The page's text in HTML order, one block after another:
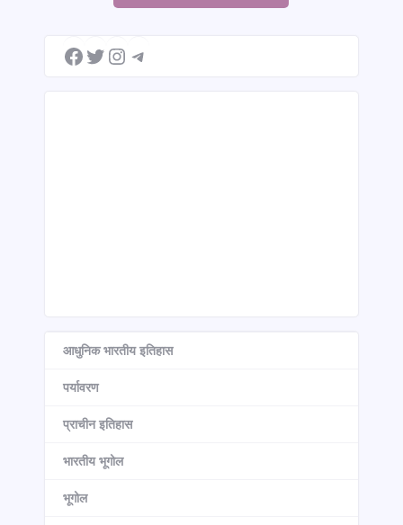
Facebook
TwitterInstagram
आधुनिक भारतीय इतिहास
पर्यावरण
प्राचीन इतिहास
भारतीय भूगोल
भूगोल